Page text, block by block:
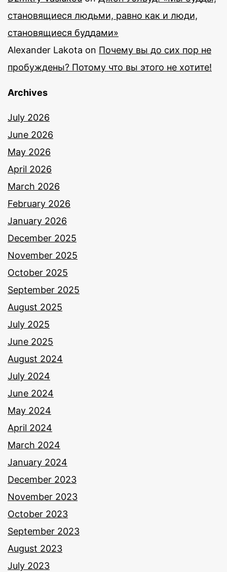
становящиеся людьми, равно как и люди,
становящиеся буддами»
Alexander Lakota on Почему вы до сих пор не
пробуждены? Потому что вы этого не хотите!
Archives
July 2026
June 2026
May 2026
April 2026
March 2026
February 2026
January 2026
December 2025
November 2025
October 2025
September 2025
August 2025
July 2025
June 2025
August 2024
July 2024
June 2024
May 2024
April 2024
March 2024
January 2024
December 2023
November 2023
October 2023
September 2023
August 2023
July 2023